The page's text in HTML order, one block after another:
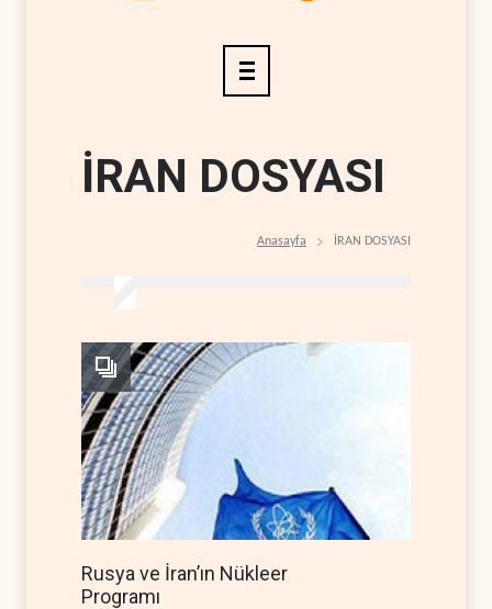
İRAN DOSYASI
Anasayfa İRAN DOSYASI
Rusya ve İran’ın Nükleer
Programı